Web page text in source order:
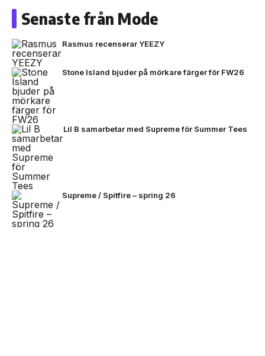
Senaste från Mode
Rasmus recenserar YEEZY
Stone Island bjuder på mörkare färger för FW26
Lil B samarbetar med Supreme för Summer Tees
Supreme / Spitfire – spring 26